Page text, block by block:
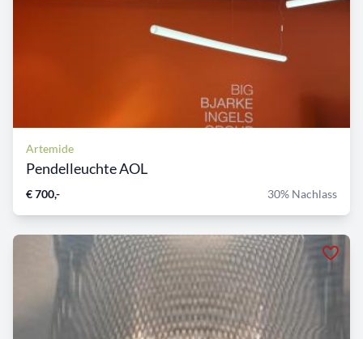
Artemide
Pendelleuchte AOL
€ 700,- 30% Nachlass